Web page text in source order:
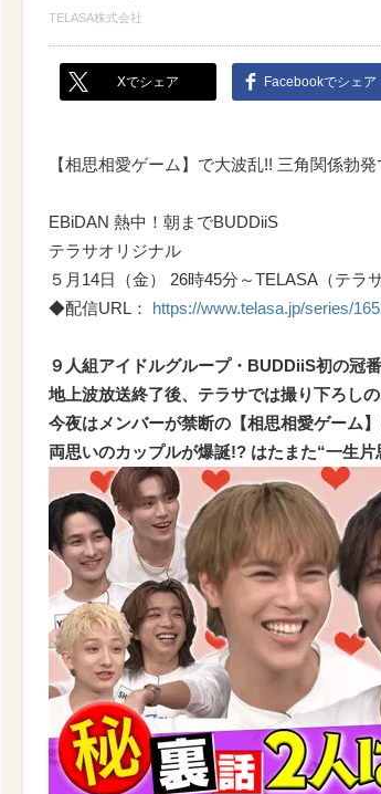
TELASA株式会社
Xでシェア Facebookでシェア
【相思相愛ゲーム】で大波乱!! 三角関係勃
EBiDAN 熱中！朝までBUDDiiS
テラサオリジナル
５月14日（金） 26時45分～TELASA（テラ
◆配信URL： https://www.telasa.jp/series/
９人組アイドルグループ・BUDDiiS初の冠
地上波放送終了後、テラサでは撮り下ろし
今夜はメンバーが禁断の【相思相愛ゲーム】
両思いのカップルが爆誕!? はたまた“一生